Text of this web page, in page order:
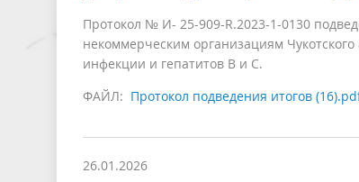
Протокол № И- 25-909-R.2023-1-0130
некоммерческим организациям
инфекции и гепатитов В и С.
ФАЙЛ: Протокол подведения итогов
26.01.2026